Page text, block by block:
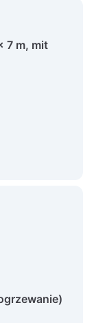
7 m, mit